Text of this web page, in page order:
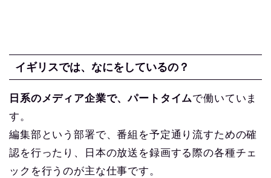
イギリスでは、なにをしているの？
日系のメディア企業で、パートタイムで働いていま
す。
編集部という部署で、番組を予定通り流すための確
認を行ったり、日本の放送を録画する際の各種チェ
ックを行うのが主な仕事です。